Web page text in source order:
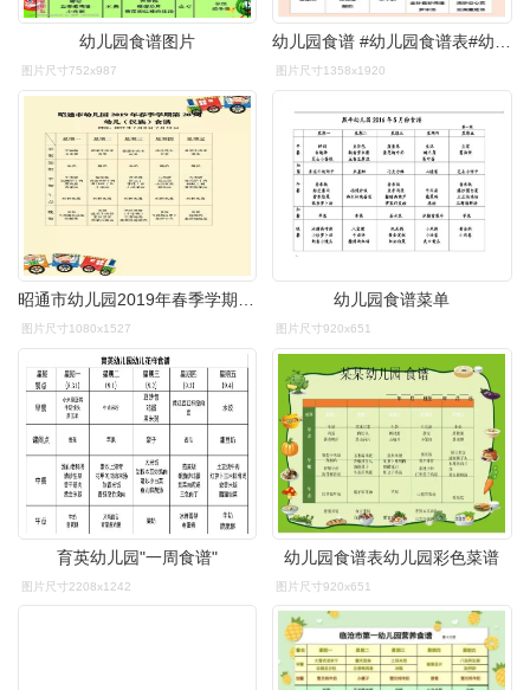
幼儿园食谱图片
图片尺寸752x987
幼儿园食谱 #幼儿园食谱表#幼儿园带量食谱表 #园长必备 - 兑趑
图片尺寸1358x1920
图片尺寸1080x1527
幼儿园食谱菜单
图片尺寸920x651
育英幼儿园"一周食谱"
图片尺寸2208x1242
幼儿园食谱表幼儿园彩色菜谱
图片尺寸920x651